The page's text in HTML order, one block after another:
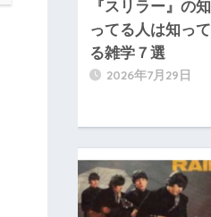
『スリラー』の知
ってる人は知って
る雑学７選
2026年7月29日